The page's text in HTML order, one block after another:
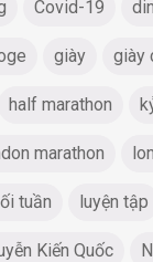
Covid-19
giày giày
half marathon
marathon
tuần luyện tập
Kiến Quốc